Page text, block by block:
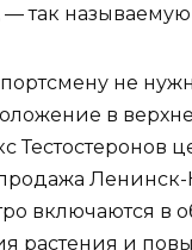
— так
не
в
Тестостеронов
включаются в
растения и